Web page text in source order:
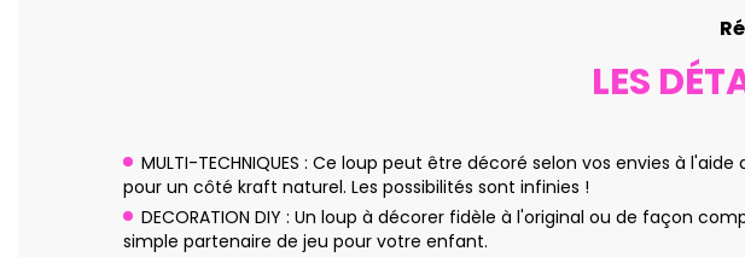
LES
MULTI-TECHNIQUES : Ce loup peut être décoré selon vos envies à
pour un côté kraft naturel. Les possibilités sont infinies !
DECORATION DIY : Un loup à décorer fidèle à l'original ou de façon
simple partenaire de jeu pour votre enfant.